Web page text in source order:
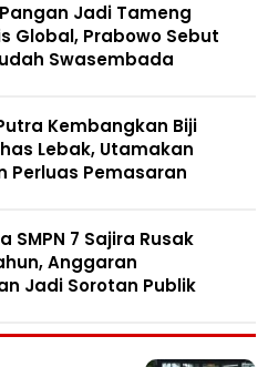
Jadi Tameng
Global, Prabowo Sebut
Swasembada
Kembangkan Biji
Lebak, Utamakan
Perluas Pemasaran
SMPN 7 Sajira Rusak
Anggaran
Jadi Sorotan Publik